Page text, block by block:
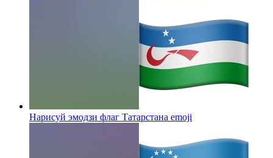
Нарисуй эмодзи флаг Татарстана emoji